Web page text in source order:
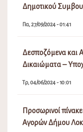
Δημοτικού
Πα, 27/09/2024 - 01:41
Δεσποζόμενα και
Δικαιώματα –
Τρ, 04/06/2024 - 10:01
Προσωρινοί
Αγορών Δήμου